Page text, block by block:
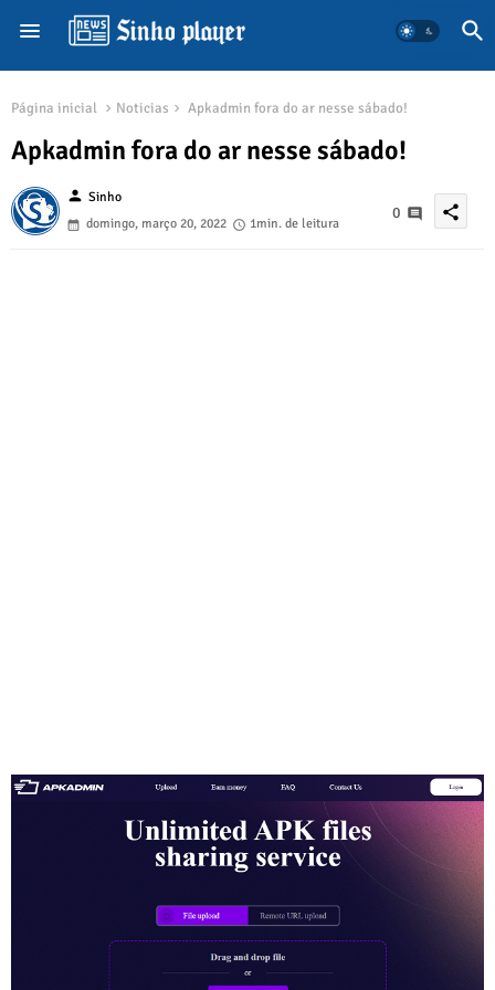
Página inicial Noticias Apkadmin fora do ar nesse sábado!
Apkadmin fora do ar nesse sábado!
person Sinho
domingo, março 20, 2022
1min. de leitura
0 share